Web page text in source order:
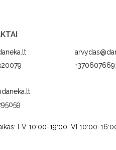
I-V 10:00-19:00, VI 10:00-